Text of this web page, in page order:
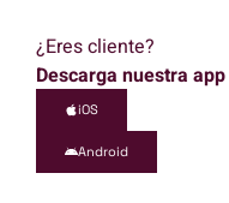
¿Eres cliente?
Descarga nuestra app
iOS
Android